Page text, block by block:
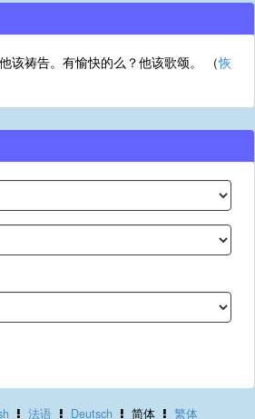
该祷告。有愉快的么？他该歌颂。 （恢
法语 Deutsch 简体 繁体